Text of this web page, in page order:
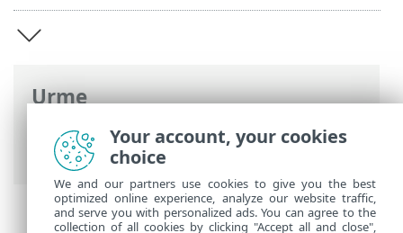
Urme
Ajutor online ESET>ESET Log Collector>
ESET Log Collector introducere
Your account, your cookies
choice
We and our partners use cookies to give you the best
optimized online experience, analyze our website traffic,
and serve you with personalized ads. You can agree to the
collection of all cookies by clicking "Accept all and close",